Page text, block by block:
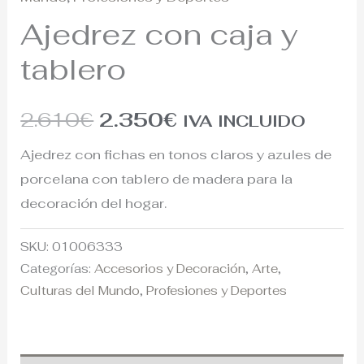
Ajedrez con caja y
tablero
2.610€ 2.350€ IVA INCLUIDO
Ajedrez con fichas en tonos claros y azules de
porcelana con tablero de madera para la
decoración del hogar.
SKU:01006333
Categorías: Accesorios y Decoración, Arte,
Culturas del Mundo,Profesiones y Deportes